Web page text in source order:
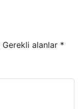
Gerekli alanlar *